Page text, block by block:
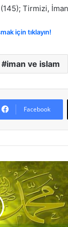
Tirmizi,
için tıklayın!
iman ve islam
Facebook